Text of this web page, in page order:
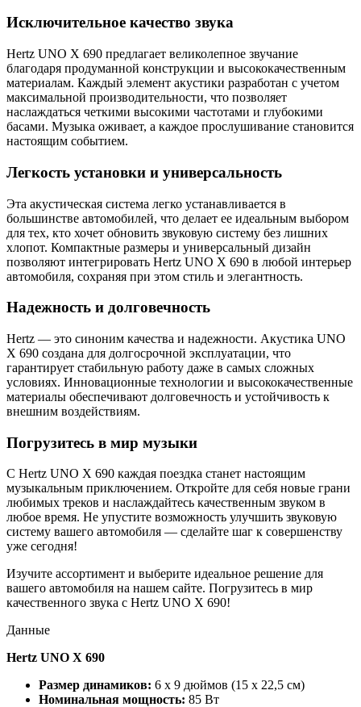
Исключительное качество звука
Hertz UNO X 690 предлагает великолепное звучание
благодаря продуманной конструкции и высококачественным
материалам. Каждый элемент акустики разработан с учетом
максимальной производительности, что позволяет
наслаждаться четкими высокими частотами и глубокими
басами. Музыка оживает, а каждое прослушивание становится
настоящим событием.
Легкость установки и универсальность
Эта акустическая система легко устанавливается в
большинстве автомобилей, что делает ее идеальным выбором
для тех, кто хочет обновить звуковую систему без лишних
хлопот. Компактные размеры и универсальный дизайн
позволяют интегрировать Hertz UNO X 690 в любой интерьер
автомобиля, сохраняя при этом стиль и элегантность.
Надежность и долговечность
Hertz — это синоним качества и надежности. Акустика UNO
X 690 создана для долгосрочной эксплуатации, что
гарантирует стабильную работу даже в самых сложных
условиях. Инновационные технологии и высококачественные
материалы обеспечивают долговечность и устойчивость к
внешним воздействиям.
Погрузитесь в мир музыки
С Hertz UNO X 690 каждая поездка станет настоящим
музыкальным приключением. Откройте для себя новые грани
любимых треков и наслаждайтесь качественным звуком в
любое время. Не упустите возможность улучшить звуковую
систему вашего автомобиля — сделайте шаг к совершенству
уже сегодня!
Изучите ассортимент и выберите идеальное решение для
вашего автомобиля на нашем сайте. Погрузитесь в мир
качественного звука с Hertz UNO X 690!
Данные
Hertz UNO X 690
Размер динамиков: 6 x 9 дюймов (15 x 22,5 см)
Номинальная мощность: 85 Вт